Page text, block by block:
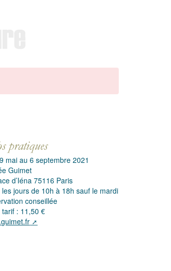
mai au 6 septembre 2021
Guimet
d’Iéna 75116 Paris
les jours de 10h à 18h sauf le mardi
conseillée
tarif : 11,50 €